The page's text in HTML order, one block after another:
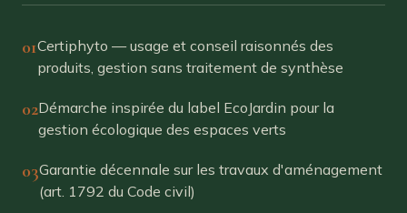
01Certiphyto — usage et conseil raisonnés des
produits, gestion sans traitement de synthèse
02Démarche inspirée du label EcoJardin pour la
gestion écologique des espaces verts
03Garantie décennale sur les travaux d'aménagement
(art. 1792 du Code civil)